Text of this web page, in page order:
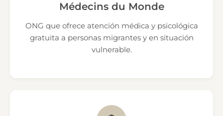
Médecins du Monde
ONG que ofrece atención médica y psicológica
gratuita a personas migrantes y en situación
vulnerable.